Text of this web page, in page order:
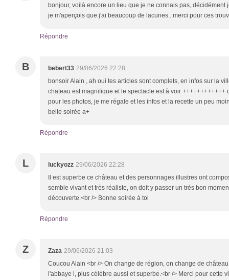
bonjour, voilà encore un lieu que je ne connais pas, décidément
je m'aperçois que j'ai beaucoup de lacunes...merci pour ces
Répondre
B bebert33 29/06/2026 22:28
bonsoir Alain , ah oui tes articles sont complets, en infos sur la
chateau est magnifique et le spectacle est à voir ++++++++++++
pour les photos, je me régale et les infos et la recette un peu
belle soirée a+
Répondre
L luckyozz 29/06/2026 22:28
Il est superbe ce château et des personnages illustres ont
semble vivant et très réaliste, on doit y passer un très bon
découverte.<br /> Bonne soirée à toi
Répondre
Z Zaza 29/06/2026 21:03
Coucou Alain <br /> On change de région, on change de
l'abbaye l, plus célèbre aussi et superbe.<br /> Merci pour cette